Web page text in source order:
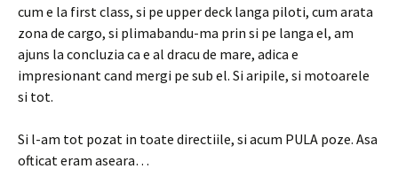
cum e la first class, si pe upper deck langa piloti, cum arata
zona de cargo, si plimabandu-ma prin si pe langa el, am
ajuns la concluzia ca e al dracu de mare, adica e
impresionant cand mergi pe sub el. Si aripile, si motoarele
si tot.
Si l-am tot pozat in toate directiile, si acum PULA poze. Asa
ofticat eram aseara…